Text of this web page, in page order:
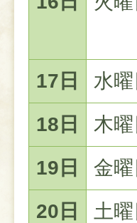
17日 水曜
18日
木曜
19日
金曜
20日
土曜